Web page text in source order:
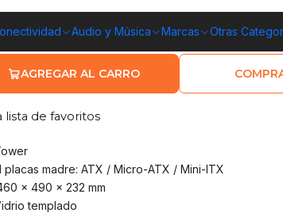
Audio y Música Marcas Otras
BK
A TODO CHILE
AGREGAR AL CARRO
lista de favoritos
placas madre: ATX / Micro-ATX / Mini-ITX
x 490 x 232 mm
templado